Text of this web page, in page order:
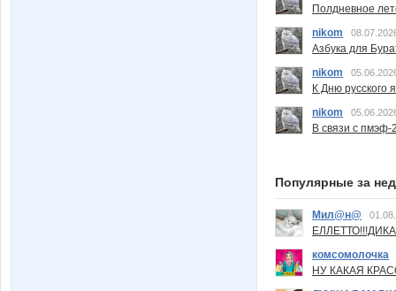
Полдневное
nikom
Азбука для
nikom
К Дню русского
nikom
В связи с пмэф-
Популярные за
Мил@н@
комсомолочка
НУ КАКАЯ